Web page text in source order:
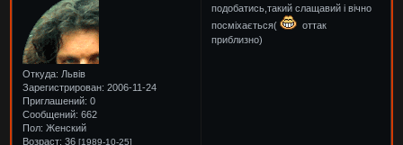
Откуда: Львів
Зарегистрирован: 2006-11-24
Приглашений: 0
Сообщений: 662
Пол: Женский
Возраст: 36[1989-10-25]
подобатись,такий слащавий і вічно
посміхається(
оттак
приблизно)